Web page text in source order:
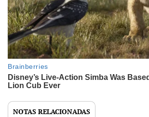
NOTAS RELACIONADAS